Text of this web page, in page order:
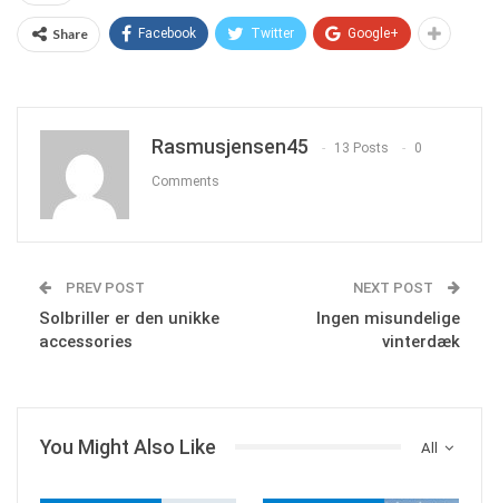
Share Facebook Twitter Google+
Rasmusjensen45 13 Posts 0
Comments
PREV POST
Solbriller er den unikke
accessories
NEXT POST
Ingen misundelige
vinterdæk
All
You Might Also Like